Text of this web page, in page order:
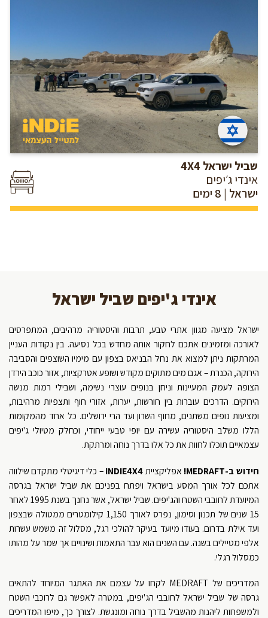
שביל ישראל 4X4
אינדי ג׳יפים
ישראל | 8 ימים
אינדי ג'יפים שביל ישראל
ישראל מציעה מגוון אתרי טבע, תרבות והיסטוריה מרהיבים, המתפרסים
לאורכה ומזמינים אתכם לחקור אותה מחדש בכל נסיעה. בין נקודות העניין
המרתקות ניתן למצוא את נחל הבניאס בצפון עם מימיו השוצפים והסביבה
הירוקה, הכנרת – אגם מים מתוקים מקודש ושופע אטרקציות, אזור כוכב הירדן
הצופה לעמק המעיינות וניחן בנופים עוצרי נשימה, ושבילי רמות מנשה
הירוקים. הדרכים עוברות בין חורשות, יערות, אזורי חוף ותצפיות מרהיבות,
ומציעות נופים משתנים, מחוף השרון ועד הרי ירושלים. כל אחד מהמקומות
הללו משלב היסטוריה עשירה עם יופי טבעי ייחודי, וכחלק מטיולי ג'יפים
עצמאיים תוכלו לחוות את כל אלו בדרך נוחה ומרתקת.
חידוש ב-MEDRAFT! אפליקציית INDIE4X4 – כלי דיגיטלי מתקדם שילווה
אתכם לכל אורך המסע בישראל ויפתח בפניכם את שביל ישראל בגרסה
המיועדת לחובבי השטח והג'יפים. שביל ישראל, אשר נחנך בשנת 1995 לאחר
15 שנים של תכנון וסימון, נפרס לאורך 1,150 קילומטרים ממטולה שבצפון
ועד אילת בדרום. בעודו מיועד בעיקר להולכי רגל, מסלול זה משמש עשרות
אלפי מטיילים בשנה. עם השנים הוא עבר התאמות ושינויים אך שמר על מהותו
כמסלול רגלי.
המדריכים של MEDRAFT לקחו על עצמם את האתגר המיוחד להתאים
גרסה של שביל ישראל לחובבי הג'יפים, במטרה לאפשר גם לרוכבי השטח
ולמשפחות ליהנות מהשביל בדרך נוחה ומונגשת. לצורך כך, מיפו המדריכים